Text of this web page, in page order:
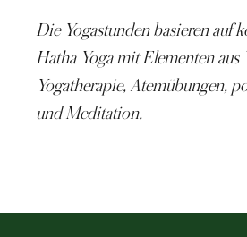
Die Yogastunden basieren auf
Hatha Yoga mit Elementen aus
Yogatherapie, Atemübungen,
und Meditation.